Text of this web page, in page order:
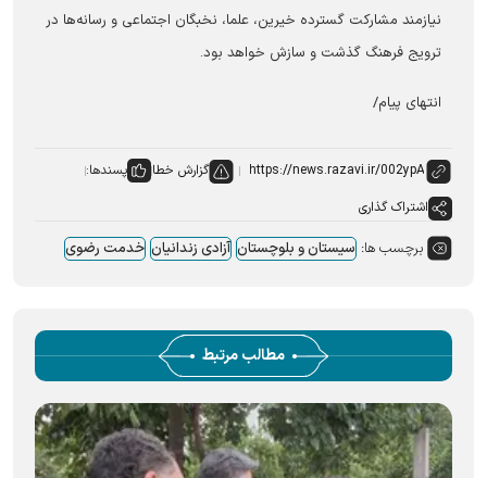
نیازمند مشارکت گسترده خیرین، علما، نخبگان اجتماعی و رسانه‌ها در
ترویج فرهنگ گذشت و سازش خواهد بود.
انتهای پیام/
گزارش خطا
پسندها:
اشتراک گذاری
برچسب ها: سیستان و بلوچستان آزادی زندانیان خدمت رضوی
مطالب مرتبط